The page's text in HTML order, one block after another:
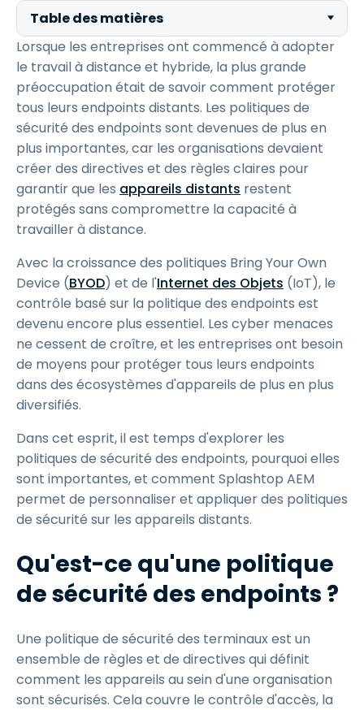
Table des matières
Lorsque les entreprises ont commencé à adopter
le travail à distance et hybride, la plus grande
préoccupation était de savoir comment protéger
tous leurs endpoints distants. Les politiques de
sécurité des endpoints sont devenues de plus en
plus importantes, car les organisations devaient
créer des directives et des règles claires pour
garantir que les appareils distants restent
protégés sans compromettre la capacité à
travailler à distance.
Avec la croissance des politiques Bring Your Own
Device (BYOD) et de l'Internet des Objets (IoT), le
contrôle basé sur la politique des endpoints est
devenu encore plus essentiel. Les cyber menaces
ne cessent de croître, et les entreprises ont besoin
de moyens pour protéger tous leurs endpoints
dans des écosystèmes d'appareils de plus en plus
diversifiés.
Dans cet esprit, il est temps d'explorer les
politiques de sécurité des endpoints, pourquoi elles
sont importantes, et comment Splashtop AEM
permet de personnaliser et appliquer des politiques
de sécurité sur les appareils distants.
Qu'est-ce qu'une politique
de sécurité des endpoints ?
Une politique de sécurité des terminaux est un
ensemble de règles et de directives qui définit
comment les appareils au sein d'une organisation
sont sécurisés. Cela couvre le contrôle d'accès, la